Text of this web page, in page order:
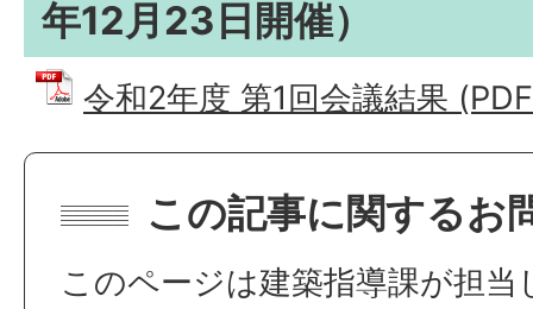
年12月23日開催）
令和2年度 第1回会議結果
この記事に関するお
このページは建築指導課が担当